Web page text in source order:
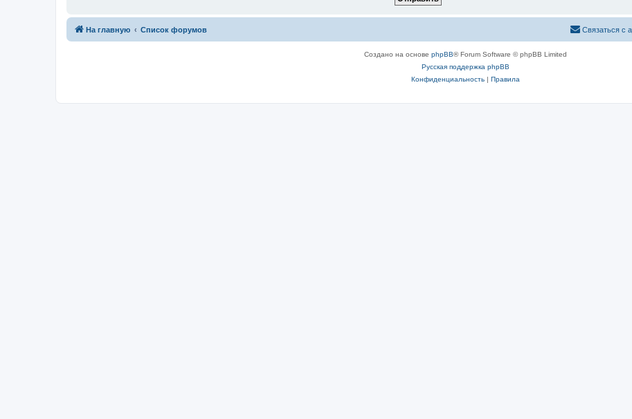
На главную Список форумов Связаться с
Создано на основе phpBB® Forum Software © phpBB Limited
Русская поддержка phpBB
Конфиденциальность| Правила